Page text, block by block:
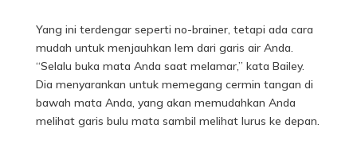
Yang ini terdengar seperti no-brainer, tetapi ada cara
mudah untuk menjauhkan lem dari garis air Anda.
“Selalu buka mata Anda saat melamar,” kata Bailey.
Dia menyarankan untuk memegang cermin tangan di
bawah mata Anda, yang akan memudahkan Anda
melihat garis bulu mata sambil melihat lurus ke depan.